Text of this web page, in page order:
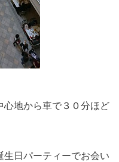
心地から車で３０分ほど
生日パーティーでお会い